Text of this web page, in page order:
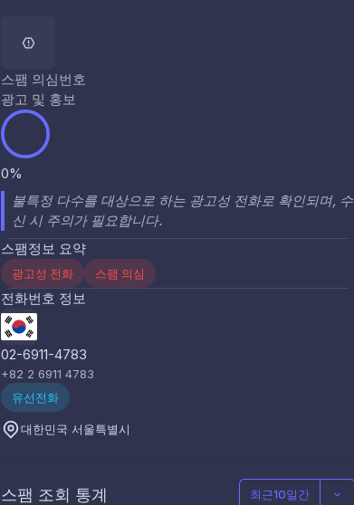
스팸 의심번호
광고 및 홍보
0%
불특정 다수를 대상으로 하는 광고성 전화로 확인되며, 수
신 시 주의가 필요합니다.
스팸정보 요약
광고성 전화 스팸 의심
전화번호 정보
02-6911-4783
+82 2 6911 4783
유선전화
대한민국 서울특별시
스팸 조회 통계 최근10일간